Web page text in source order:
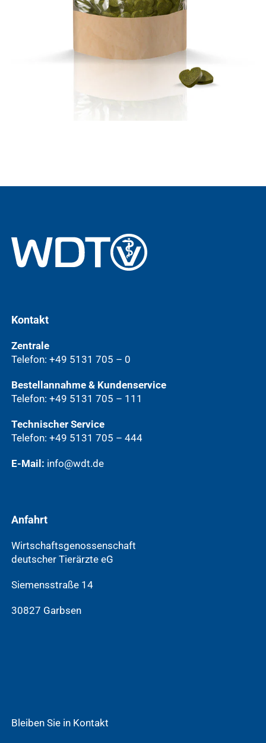
Kontakt
Zentrale
Telefon: +49 5131 705 – 0
Bestellannahme & Kundenservice
Telefon: +49 5131 705 – 111
Technischer Service
Telefon: +49 5131 705 – 444
E-Mail: info@wdt.de
Anfahrt
Wirtschaftsgenossenschaft
deutscher Tierärzte eG
Siemensstraße 14
30827 Garbsen
Bleiben Sie in Kontakt